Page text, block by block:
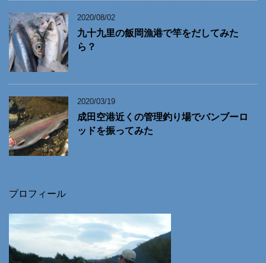
2020/08/02
九十九里の飯岡漁港で竿をだしてみた
ら？
2020/03/19
成田空港近くの管理釣り場でバンブーロ
ッドを振ってみた
プロフィール